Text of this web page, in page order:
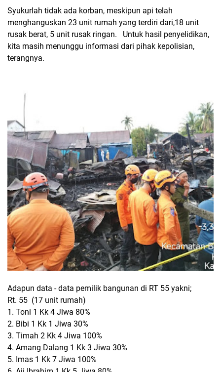
Syukurlah tidak ada korban, meskipun api telah
menghanguskan 23 unit rumah yang terdiri dari,18 unit
rusak berat, 5 unit rusak ringan. Untuk hasil penyelidikan,
kita masih menunggu informasi dari pihak kepolisian,
terangnya.
Adapun data - data pemilik bangunan di RT 55 yakni;
Rt. 55 (17 unit rumah)
1. Toni 1 Kk 4 Jiwa 80%
2. Bibi 1 Kk 1 Jiwa 30%
3. Timah 2 Kk 4 Jiwa 100%
4. Amang Dalang 1 Kk 3 Jiwa 30%
5. Imas 1 Kk 7 Jiwa 100%